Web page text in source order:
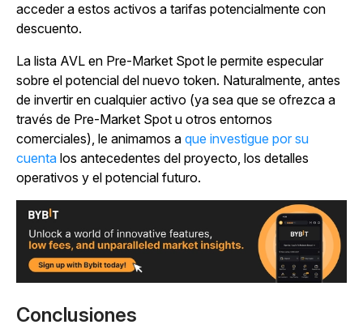
acceder a estos activos a tarifas potencialmente con
descuento.
La lista AVL en Pre-Market Spot le permite especular
sobre el potencial del nuevo token. Naturalmente, antes
de invertir en cualquier activo (ya sea que se ofrezca a
través de Pre-Market Spot u otros entornos
comerciales), le animamos a que investigue por su
cuenta los antecedentes del proyecto, los detalles
operativos y el potencial futuro.
Conclusiones